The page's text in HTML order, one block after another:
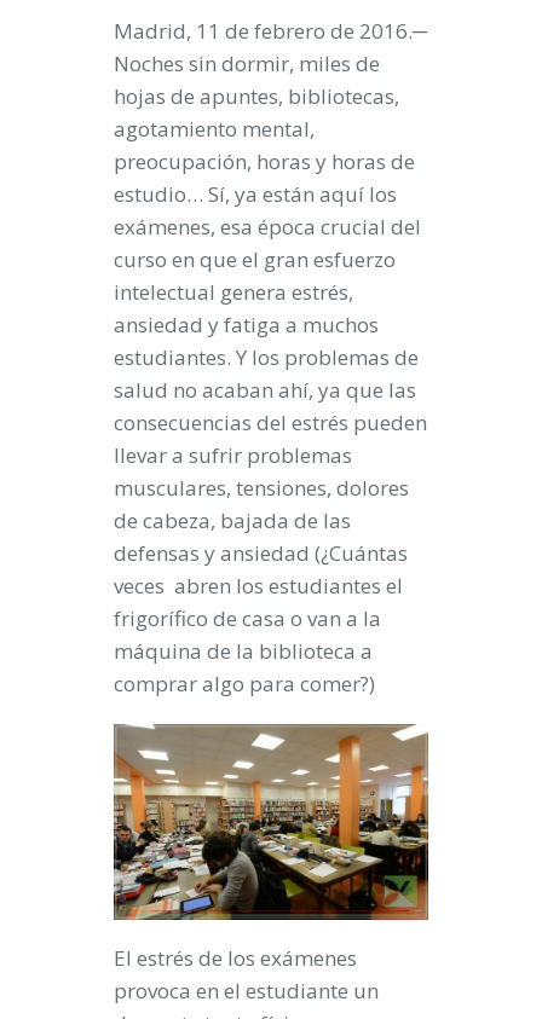
Madrid, 11 de febrero de 2016.─
Noches sin dormir, miles de
hojas de apuntes, bibliotecas,
agotamiento mental,
preocupación, horas y horas de
estudio… Sí, ya están aquí los
exámenes, esa época crucial del
curso en que el gran esfuerzo
intelectual genera estrés,
ansiedad y fatiga a muchos
estudiantes. Y los problemas de
salud no acaban ahí, ya que las
consecuencias del estrés pueden
llevar a sufrir problemas
musculares, tensiones, dolores
de cabeza, bajada de las
defensas y ansiedad (¿Cuántas
veces abren los estudiantes el
frigorífico de casa o van a la
máquina de la biblioteca a
comprar algo para comer?)
El estrés de los exámenes
provoca en el estudiante un